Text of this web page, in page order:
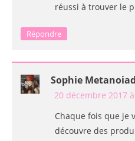
réussi à trouver le
Répondre
Sophie
20 décembre 2017
Chaque fois que je
découvre des